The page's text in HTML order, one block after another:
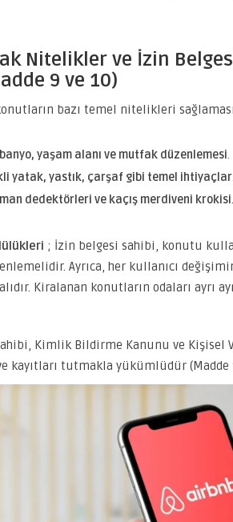
Nitelikler ve İzin
9 ve 10)
bazı temel nitelikleri
yaşam alanı ve mutfak düzenlemesi.
yatak, yastık, çarşaf gibi temel ihtiyaçlar.
dedektörleri ve kaçış merdiveni krokisi.
; İzin belgesi sahibi, konutu
Ayrıca, her kullanıcı
Kiralanan konutların odaları ayrı
Kimlik Bildirme Kanunu ve Kişisel
kayıtları tutmakla yükümlüdür (Madde